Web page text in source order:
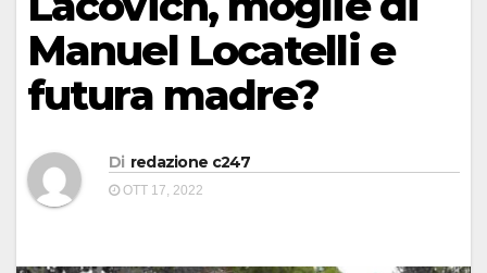
Manuel Locatelli e
futura madre?
Di redazione c247
OTT 17, 2022